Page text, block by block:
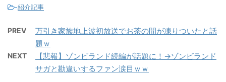
-紹介記事
PREV
万引き家族地上波初放送でお茶の間が凍りついたと話
題ｗ
NEXT
【悲報】ゾンビランド続編が話題に！→ゾンビランド
サガと勘違いするファン涙目ｗｗ